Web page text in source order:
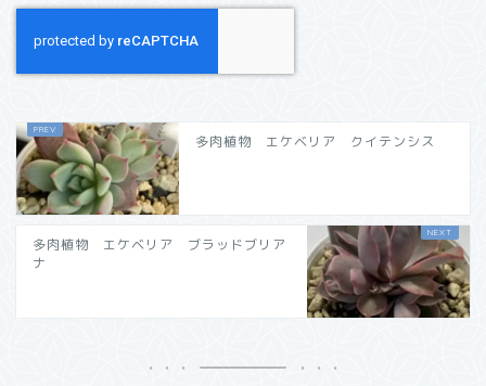
多肉植物 エケベリア クイテンシス
多肉植物 エケベリア ブラッドブリア
ナ